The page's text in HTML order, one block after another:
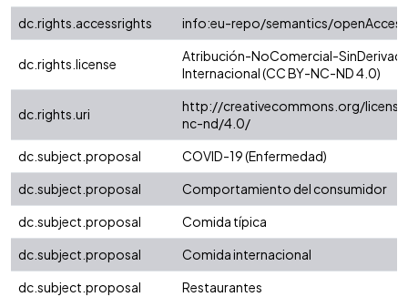
dc.rights.accessrights
info:eu-repo/semantics/openAccess
dc.rights.license
Atribución-NoComercial-
Internacional (CC BY-NC-ND 4.0)
dc.rights.uri
http://creativecommons.org/
nc-nd/4.0/
dc.subject.proposal
COVID-19 (Enfermedad)
dc.subject.proposal
Comportamiento del consumidor
dc.subject.proposal
Comida típica
dc.subject.proposal
Comida internacional
dc.subject.proposal
Restaurantes